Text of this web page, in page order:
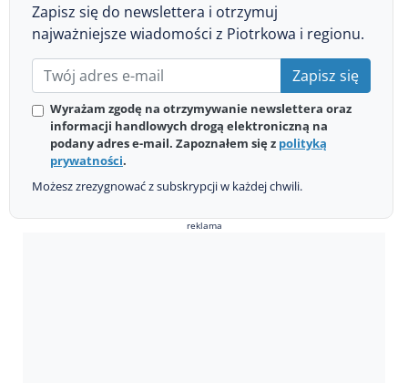
Zapisz się do newslettera i otrzymuj
najważniejsze wiadomości z Piotrkowa i regionu.
Zapisz się
Wyrażam zgodę na otrzymywanie newslettera oraz
informacji handlowych drogą elektroniczną na
podany adres e-mail. Zapoznałem się z polityką
prywatności.
Możesz zrezygnować z subskrypcji w każdej chwili.
reklama